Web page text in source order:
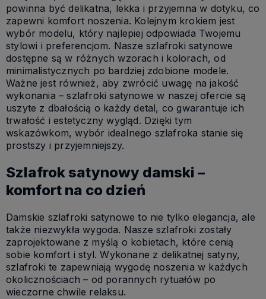
powinna być delikatna, lekka i przyjemna w dotyku, co
zapewni komfort noszenia. Kolejnym krokiem jest
wybór modelu, który najlepiej odpowiada Twojemu
stylowi i preferencjom. Nasze szlafroki satynowe
dostępne są w różnych wzorach i kolorach, od
minimalistycznych po bardziej zdobione modele.
Ważne jest również, aby zwrócić uwagę na jakość
wykonania – szlafroki satynowe w naszej ofercie są
uszyte z dbałością o każdy detal, co gwarantuje ich
trwałość i estetyczny wygląd. Dzięki tym
wskazówkom, wybór idealnego szlafroka stanie się
prostszy i przyjemniejszy.
Szlafrok satynowy damski –
komfort na co dzień
Damskie szlafroki satynowe to nie tylko elegancja, ale
także niezwykła wygoda. Nasze szlafroki zostały
zaprojektowane z myślą o kobietach, które cenią
sobie komfort i styl. Wykonane z delikatnej satyny,
szlafroki te zapewniają wygodę noszenia w każdych
okolicznościach – od porannych rytuałów po
wieczorne chwile relaksu.